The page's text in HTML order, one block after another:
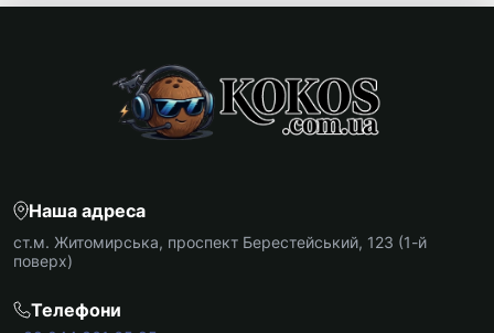
Наша адреса
ст.м. Житомирська, проспект Берестейський, 123 (1-й
поверх)
Телефони